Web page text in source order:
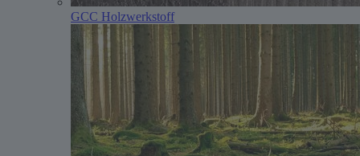
GCC Holzwerkstoff